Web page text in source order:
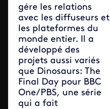
gére les relations
avec les diffuseurs et
les plateformes du
monde entier. Il a
développé des
projets aussi variés
que Dinosaurs: The
Final Day pour BBC
One/PBS, une série
qui a fait